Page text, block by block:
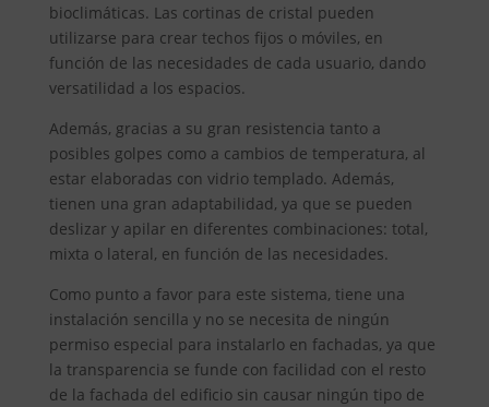
bioclimáticas. Las cortinas de cristal pueden
utilizarse para crear techos fijos o móviles, en
función de las necesidades de cada usuario, dando
versatilidad a los espacios.
Además, gracias a su gran resistencia tanto a
posibles golpes como a cambios de temperatura, al
estar elaboradas con vidrio templado. Además,
tienen una gran adaptabilidad, ya que se pueden
deslizar y apilar en diferentes combinaciones: total,
mixta o lateral, en función de las necesidades.
Como punto a favor para este sistema, tiene una
instalación sencilla y no se necesita de ningún
permiso especial para instalarlo en fachadas, ya que
la transparencia se funde con facilidad con el resto
de la fachada del edificio sin causar ningún tipo de